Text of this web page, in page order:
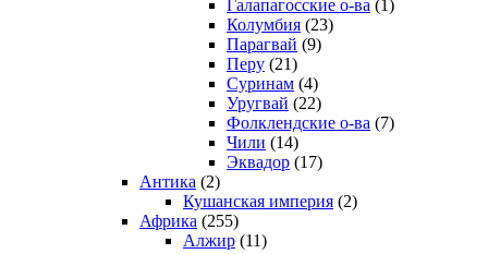
Галапагосские о-ва (1)
Колумбия (23)
Парагвай (9)
Перу (21)
Суринам (4)
Уругвай (22)
Фолклендские о-ва (7)
Чили (14)
Эквадор (17)
Антика (2)
Кушанская империя (2)
Африка (255)
Алжир (11)